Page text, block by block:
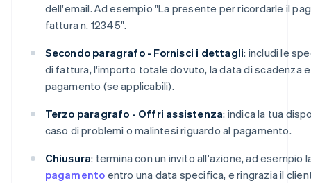
dell'email. Ad esempio "La presente per ricordarle il
fattura n. 12345".
Secondo paragrafo - Fornisci i dettagli: includi le
di fattura, l'importo totale dovuto, la data di scadenza
pagamento (se applicabili).
Terzo paragrafo - Offri assistenza: indica la tua
caso di problemi o malintesi riguardo al pagamento.
Chiusura: termina con un invito all'azione, ad esempio
pagamento entro una data specifica, e ringrazia il